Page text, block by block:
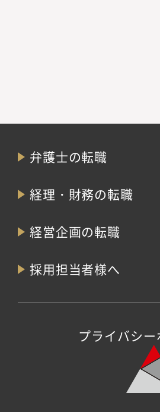
弁護士の転職
経理・財務の転職
経営企画の転職
採用担当者様へ
プライバシ